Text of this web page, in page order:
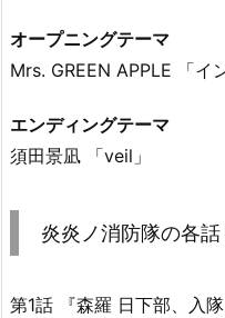
オープニングテーマ
Mrs. GREEN APPLE 「イ
エンディングテーマ
須田景凪 「veil」
炎炎ノ消防隊の各話
第1話 『森羅 日下部、入隊